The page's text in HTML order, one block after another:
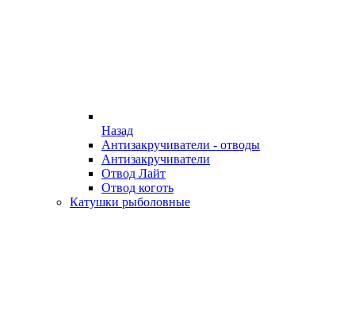
Назад
Антизакручиватели - отводы
Антизакручиватели
Отвод Лайт
Отвод коготь
Катушки рыболовные